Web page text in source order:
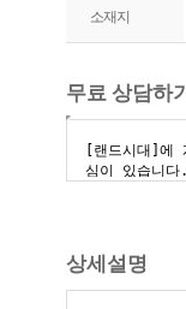
소재지
무료 상담하기
상세설명